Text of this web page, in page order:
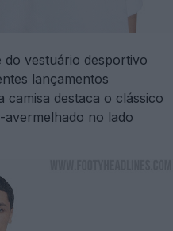
do vestuário desportivo
lançamentos
camisa destaca o clássico
no lado